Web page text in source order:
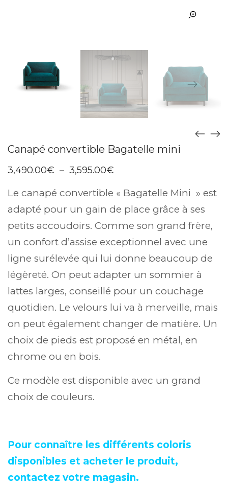
Canapé convertible Bagatelle mini
3,490.00€ – 3,595.00€
prix :
3,490.00€
à
3,595.00€
Le canapé convertible « Bagatelle Mini » est
adapté pour un gain de place grâce à ses
petits accoudoirs. Comme son grand frère,
un confort d’assise exceptionnel avec une
ligne surélevée qui lui donne beaucoup de
légèreté. On peut adapter un sommier à
lattes larges, conseillé pour un couchage
quotidien. Le velours lui va à merveille, mais
on peut également changer de matière. Un
choix de pieds est proposé en métal, en
chrome ou en bois.
Ce modèle est disponible avec un grand
choix de couleurs.
Pour connaître les différents coloris
disponibles et acheter le produit,
contactez votre magasin.